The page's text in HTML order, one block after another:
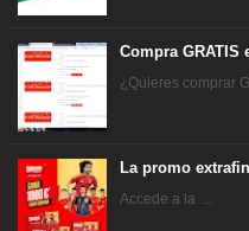
Compra GRATIS
¿Quieres comprar
La promo
Accede a la ...